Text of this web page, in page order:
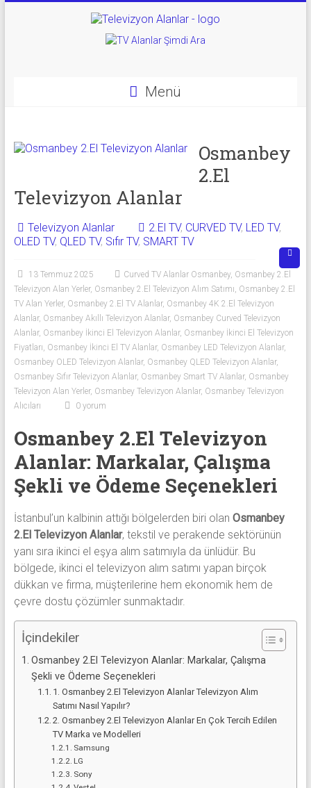
Televizyon
Televizyon
|
TV
Alanlar
İkinci
El
Sıfır
Televizyon
Alanlar ile
iletişim
kurarak
2.
televizyonlarınızı
hemen
bize
satarak
ödeme
alabilirsiniz.
TV
alanlar
adresten
alım
yapıyor
Menü
Osmanbey
2.El
Televizyon Alanlar
Televizyon Alanlar 2.El TV, CURVED TV, LED TV,
OLED TV, QLED TV, Sıfır TV, SMART TV
13 Temmuz 2025 Curved TV Alanlar Osmanbey, Osmanbey 2.El
Televizyon Alan Yerler, Osmanbey 2.El Televizyon Alım Satımı, Osmanbey 2.El
TV Alan Yerler, Osmanbey 2.El TV Alanlar, Osmanbey 4K 2.El Televizyon
Alanlar, Osmanbey Akıllı Televizyon Alanlar, Osmanbey Curved Televizyon
Alanlar, Osmanbey İkinci El Televizyon Alanlar, Osmanbey İkinci El Televizyon
Fiyatları, Osmanbey İkinci El TV Alanlar, Osmanbey LED Televizyon Alanlar,
Osmanbey OLED Televizyon Alanlar, Osmanbey QLED Televizyon Alanlar,
Osmanbey Sıfır Televizyon Alanlar, Osmanbey Smart TV Alanlar, Osmanbey
Televizyon Alan Yerler, Osmanbey Televizyon Alanlar, Osmanbey Televizyon
Alıcıları
0 yorum
Osmanbey 2.El Televizyon
Alanlar: Markalar, Çalışma
Şekli ve Ödeme Seçenekleri
İstanbul’un kalbinin attığı bölgelerden biri olan Osmanbey
2.El Televizyon Alanlar, tekstil ve perakende sektörünün
yanı sıra ikinci el eşya alım satımıyla da ünlüdür. Bu
bölgede, ikinci el televizyon alım satımı yapan birçok
dükkan ve firma, müşterilerine hem ekonomik hem de
çevre dostu çözümler sunmaktadır.
İçindekiler
Osmanbey 2.El Televizyon Alanlar: Markalar, Çalışma
Şekli ve Ödeme Seçenekleri
1. Osmanbey 2.El Televizyon Alanlar Televizyon Alım
Satımı Nasıl Yapılır?
2. Osmanbey 2.El Televizyon Alanlar En Çok Tercih Edilen
TV Marka ve Modelleri
Samsung
LG
Sony